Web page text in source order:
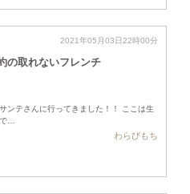
2021年05月03日22時00分
の取れないフレンチ
ンテさんに行ってきました！！ ここは生
…
わらびもち